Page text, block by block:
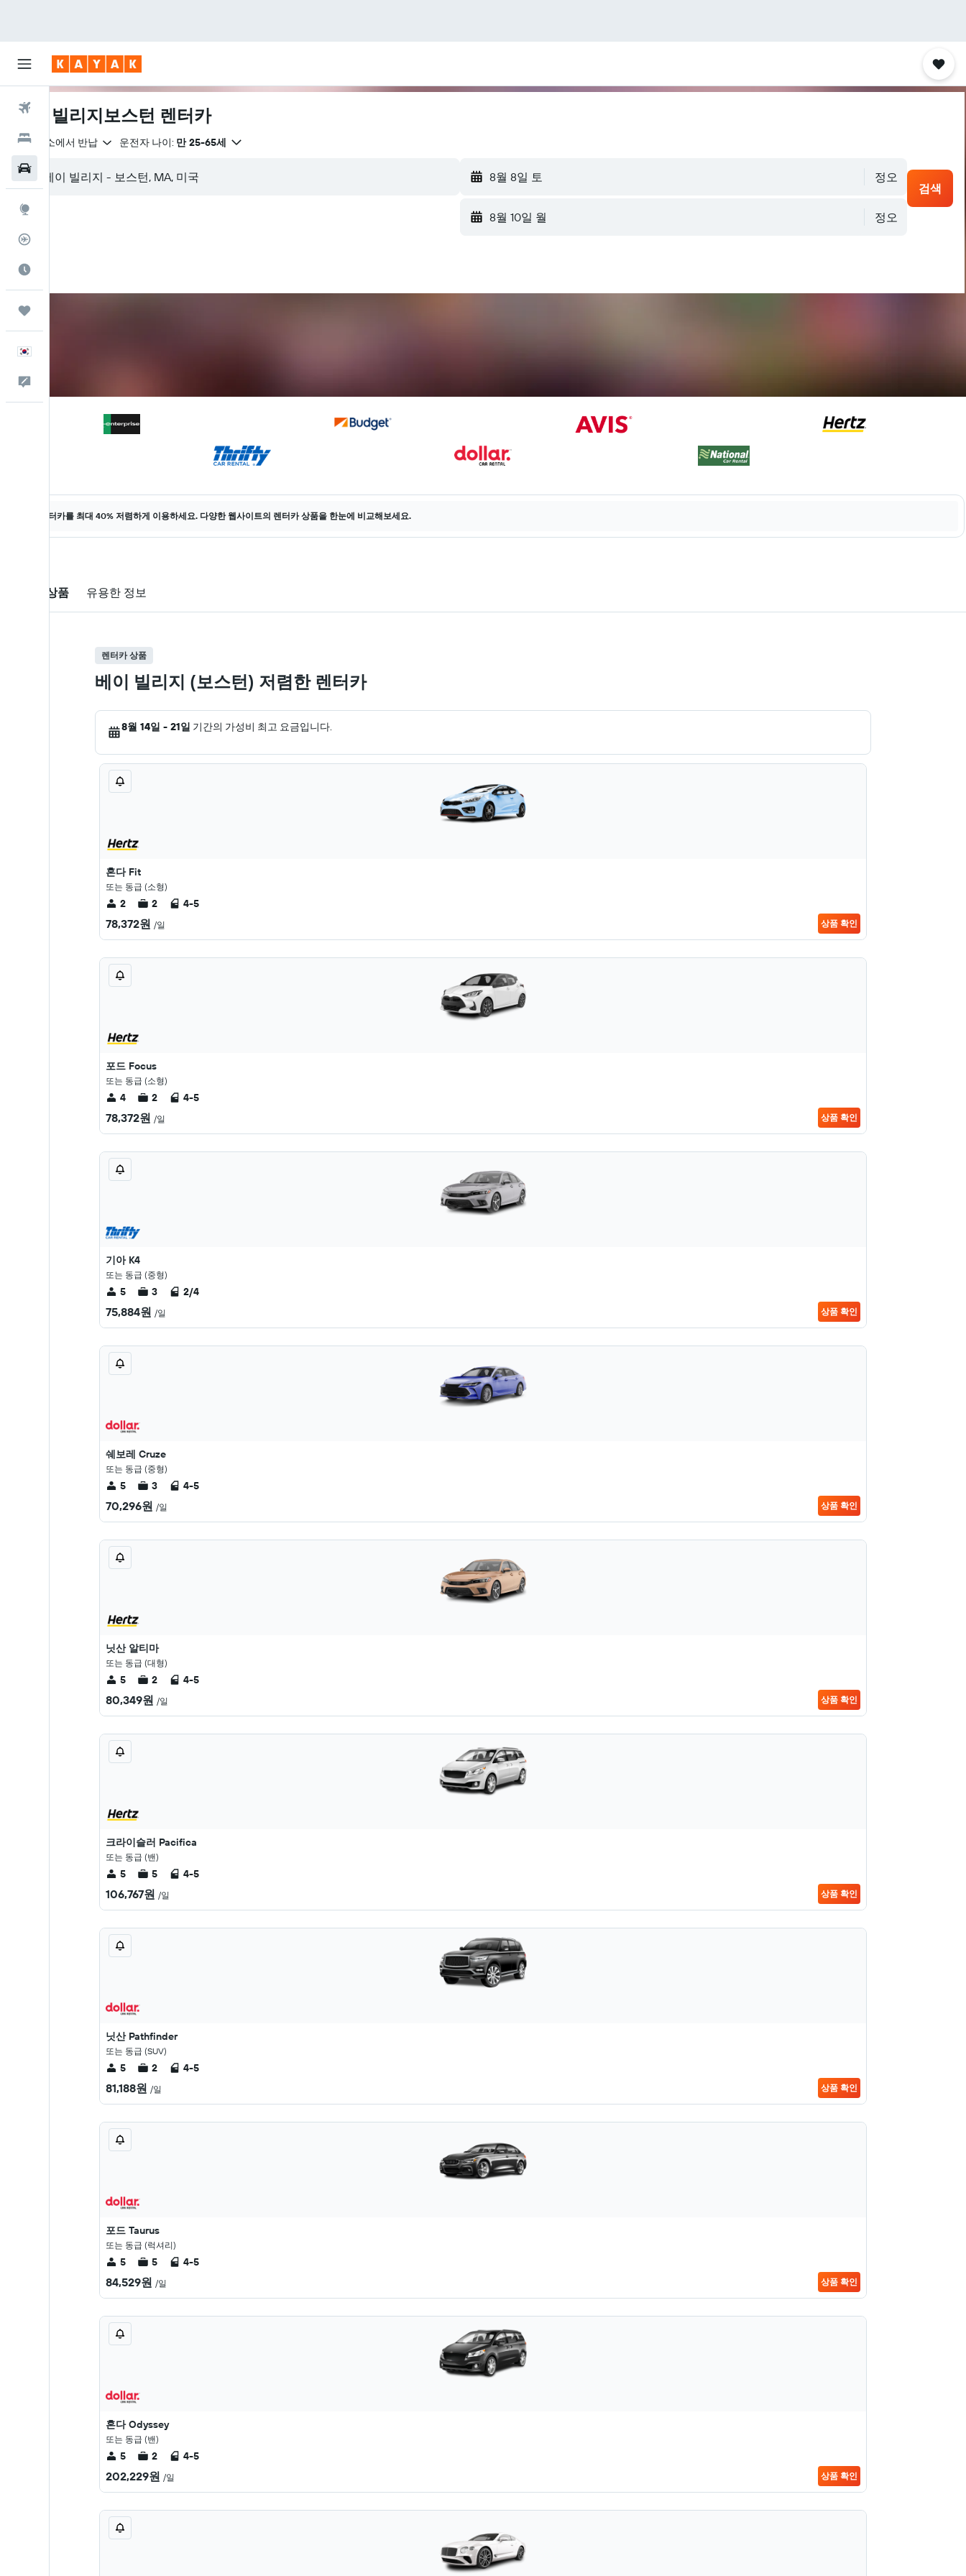
항공권
호텔
베이 빌리지보스턴 렌터카
같은 장소에서 반납 운전자 나이: 만 25-65세
8월 8일 토 정오
8월 10일 월 정오
검색
렌터카를 최대 40% 저렴하게 이용하세요. 다양한 웹사이트의 렌터카 상품을 한눈에 비교해보세요.
렌터카 상품 유용한 정보
렌터카 상품
베이 빌리지 (보스턴) 저렴한 렌터카
8월 14일 - 21일 기간의 가성비 최고 요금입니다.
혼다 Fit
또는 동급 (소형)
2 2 4-5
78,372원 /일 상품 확인
포드 Focus
또는 동급 (소형)
4 2 4-5
78,372원 /일 상품 확인
기아 K4
또는 동급 (중형)
5 3 2/4
75,884원 /일 상품 확인
쉐보레 Cruze
또는 동급 (중형)
5 3 4-5
70,296원 /일 상품 확인
닛산 알티마
또는 동급 (대형)
5 2 4-5
80,349원 /일 상품 확인
크라이슬러 Pacifica
또는 동급 (밴)
5 5 4-5
106,767원 /일 상품 확인
닛산 Pathfinder
또는 동급 (SUV)
5 2 4-5
81,188원 /일 상품 확인
포드 Taurus
또는 동급 (럭셔리)
5 5 4-5
84,529원 /일 상품 확인
혼다 Odyssey
또는 동급 (밴)
5 2 4-5
202,229원 /일 상품 확인